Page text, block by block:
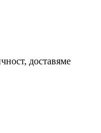
доставяме